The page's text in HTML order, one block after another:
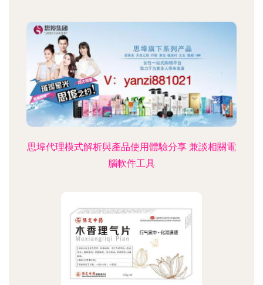
思埠代理模式解析與產品使用體驗分享 兼談相關電
腦軟件工具